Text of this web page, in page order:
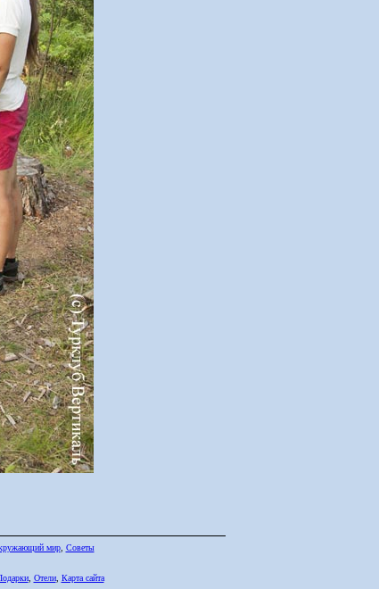
мир, Советы
, Отели, Карта сайта